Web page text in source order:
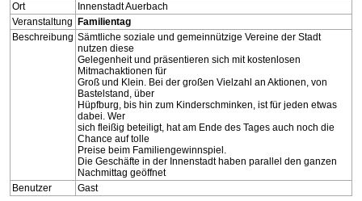
Ort
Innenstadt Auerbach
Veranstaltung
Familientag
Beschreibung Sämtliche soziale und gemeinnützige Vereine der Stadt
nutzen diese
Gelegenheit und präsentieren sich mit kostenlosen
Mitmachaktionen für
Groß und Klein. Bei der großen Vielzahl an Aktionen, von
Bastelstand, über
Hüpfburg, bis hin zum Kinderschminken, ist für jeden etwas
dabei. Wer
sich fleißig beteiligt, hat am Ende des Tages auch noch die
Chance auf tolle
Preise beim Familiengewinnspiel.
Die Geschäfte in der Innenstadt haben parallel den ganzen
Nachmittag geöffnet
Benutzer
Gast